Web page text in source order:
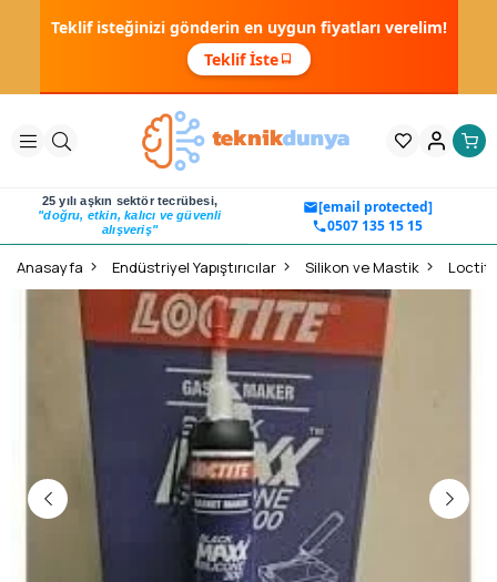
Teklif isteğinizi gönderin en uygun fiyatları verelim!
Teklif İste
25 yılı aşkın sektör tecrübesi,
"doğru, etkin, kalıcı ve güvenli
alışveriş"
[email protected]
0507 135 15 15
Anasayfa Endüstriyel Yapıştırıcılar Silikon ve Mastik